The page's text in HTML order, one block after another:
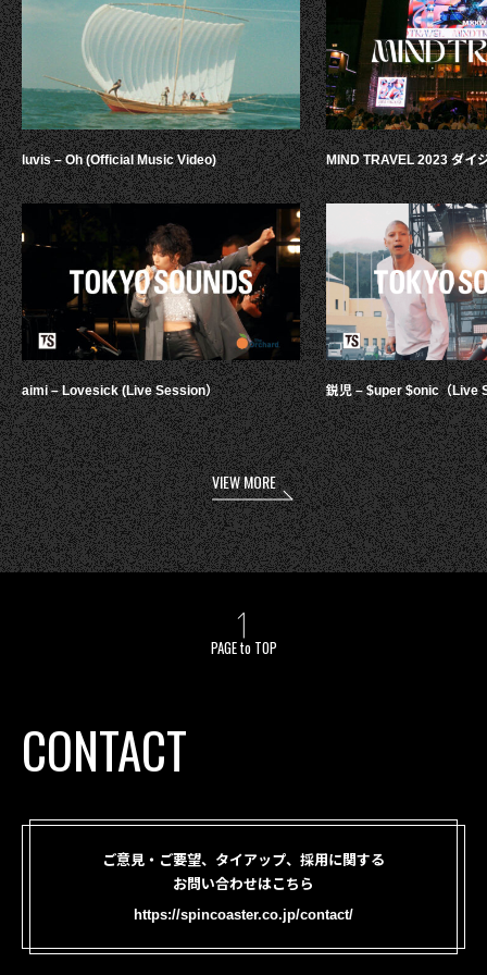
luvis – Oh (Official Music Video)
aimi – Lovesick (Live Session）
MIND TRAVEL 2023 ダイ
鋭児 – $uper $onic（Live
VIEW MORE
PAGE to TOP
CONTACT
ご意見・ご要望、タイアップ、採用に関する
お問い合わせはこちら
https://spincoaster.co.jp/contact/